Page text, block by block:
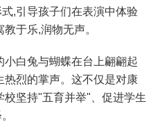
,引导孩子们在表演中体验
于乐,润物无声。
白兔与蝴蝶在台上翩翩起
热烈的掌声。这不仅是对康
坚持"五育并举"、促进学生